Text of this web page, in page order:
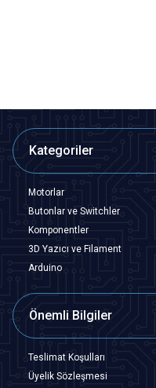
Kategoriler
Motorlar
Butonlar ve Switchler
Komponentler
3D Yazıcı ve Filament
Arduino
Önemli Bilgiler
Teslimat Koşulları
Üyelik Sözleşmesi